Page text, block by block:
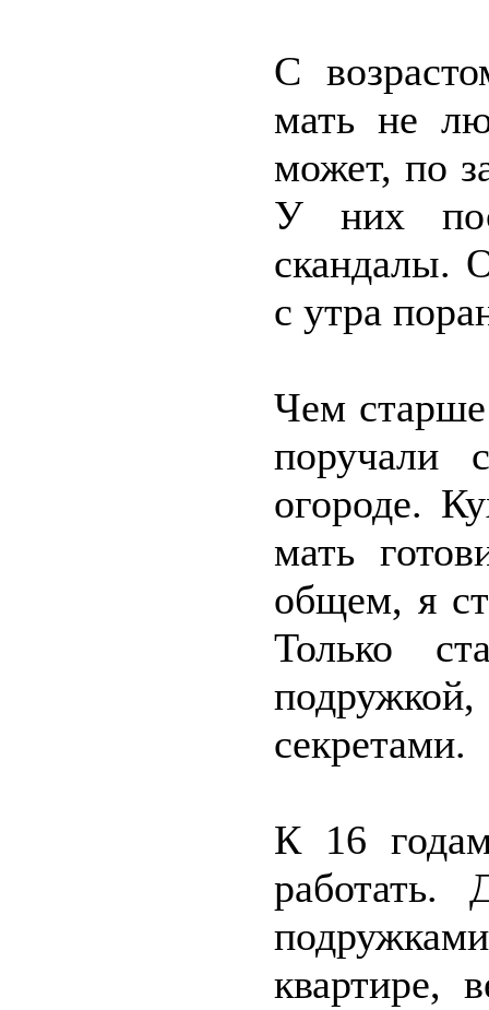
С
мать не
может, по
У них
скандалы.
с утра
Чем
поручали
огороде.
мать
общем, я
Только
секретами.
К 16
квартире,